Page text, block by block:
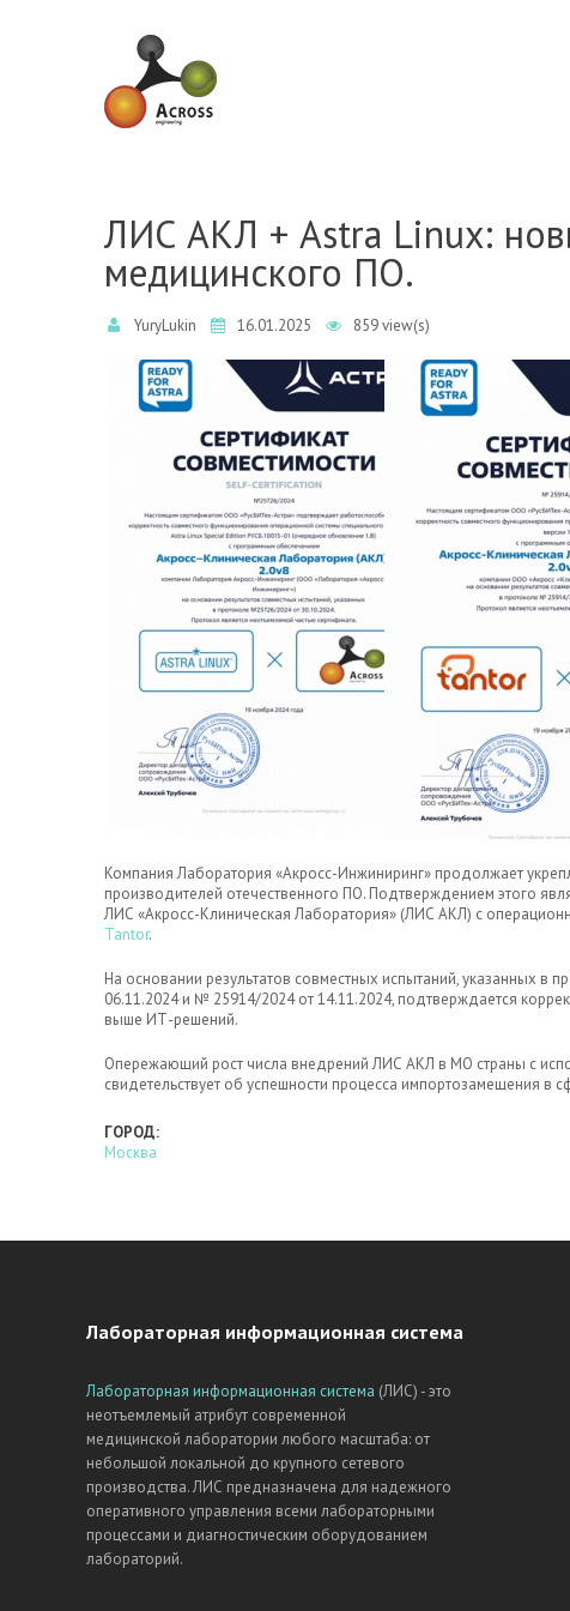
ЛИС АКЛ + Astra Linux:
медицинского ПО.
YuryLukin 16.01.2025 859 view(s)
Компания Лаборатория «Акросс-Инжиниринг» продолжает
производителей отечественного ПО. Подтверждением этого
ЛИС «Акросс-Клиническая Лаборатория» (ЛИС АКЛ) с
Tantor.
На основании результатов совместных испытаний, указанных
06.11.2024 и № 25914/2024 от 14.11.2024, подтверждается
выше ИТ-решений.
Опережающий рост числа внедрений ЛИС АКЛ в МО страны с
свидетельствует об успешности процесса импортозамещения в
ГОРОД:
Москва
Лабораторная информационная система
Лабораторная информационная система (ЛИС) - это
неотъемлемый атрибут современной
медицинской лаборатории любого масштаба: от
небольшой локальной до крупного сетевого
производства. ЛИС предназначена для надежного
оперативного управления всеми лабораторными
процессами и диагностическим оборудованием
лабораторий.